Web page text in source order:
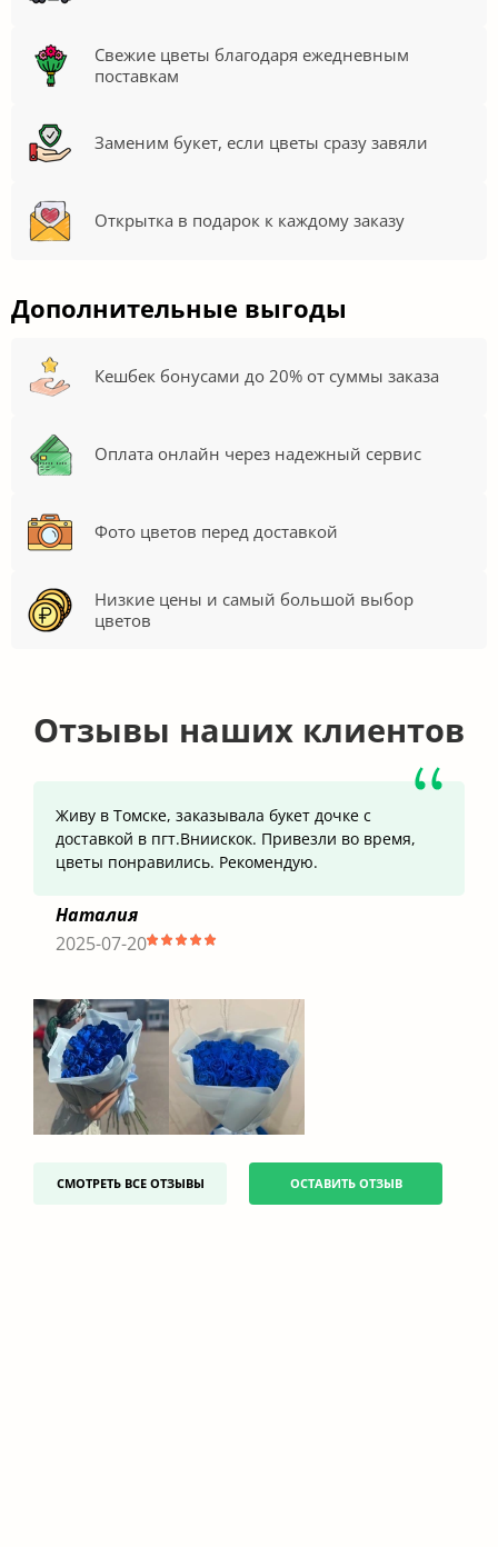
Свежие цветы благодаря ежедневным
поставкам
Заменим букет, если цветы сразу завяли
Открытка в подарок к каждому заказу
Дополнительные выгоды
Кешбек бонусами до 20% от суммы заказа
Оплата онлайн через надежный сервис
Фото цветов перед доставкой
Низкие цены и самый большой выбор
цветов
Отзывы наших клиентов
Живу в Томске, заказывала букет дочке с
доставкой в пгт.Вниискок. Привезли во время,
цветы понравились. Рекомендую.
Наталия
2025-07-20
СМОТРЕТЬ ВСЕ ОТЗЫВЫ ОСТАВИТЬ ОТЗЫВ